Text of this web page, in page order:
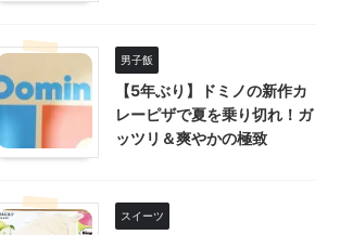
男子飯
【5年ぶり】ドミノの新作カ
レーピザで夏を乗り切れ！ガ
ッツリ＆爽やかの極致
スイーツ